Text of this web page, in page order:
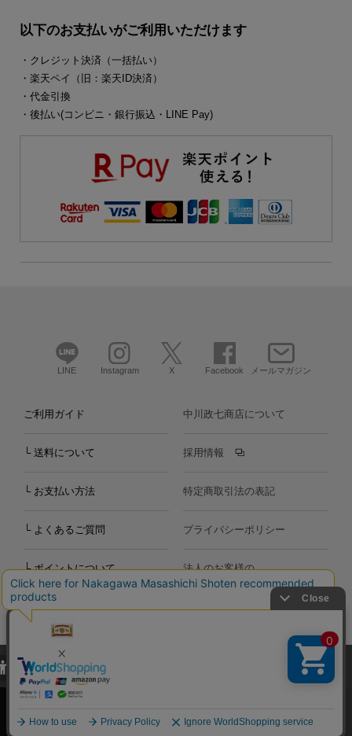
以下のお支払いがご利用いただけます
・クレジット決済（一括払い）
・楽天ペイ（旧：楽天ID決済）
・代金引換
・後払い(コンビニ・銀行振込・LINE Pay)
LINE Instagram X Facebook メールマガジン
ご利用ガイド
└ 送料について
└ お支払い方法
└ よくあるご質問
└ ポイントについて
お問い合わせ
中川政七商店について
採用情報
特定商取引法の表記
プライバシーポリシー
法人のお客様の
お問い合わせ
Copyright©2000-2026
Nakagawa Masashichi Shoten All Rights Reserved.
当サイトでは、当サイト内における閲覧履歴・属性情報などの取得およ
び利便性向上のためにクッキー（Cookie）を使用いたします。詳細に
関しては「プライバシーポリシー
承諾する